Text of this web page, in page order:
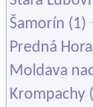
Šamorín (1)
Predná Hora
Moldava
Krompachy